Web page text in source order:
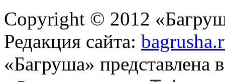
Copyright © 2012
Редакция сайта:
«Багруша» представлена